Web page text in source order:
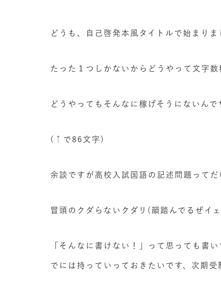
どうも、自己啓発本風タイトルで始まりま
たった１つしかないからどうやって文字
どうやってもそんなに稼げそうにないん
(↑で86文字)
余談ですが高校入試国語の記述問題って
冒頭のクダらないクダリ(韻踏んでるぜイ
「そんなに書けない！」って思っても書
でには持っていっておきたいです、次期